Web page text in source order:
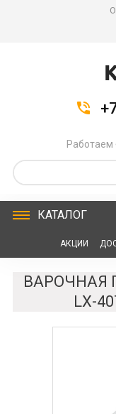
Работаем
КАТАЛОГ
АКЦИИ
ВАРОЧНАЯ
LX-